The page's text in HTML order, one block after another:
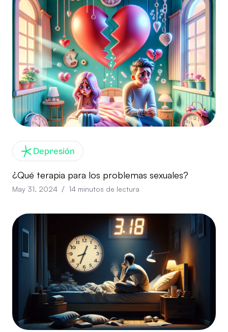
Depresión
¿Qué terapia para los problemas sexuales?
May 31, 2024 / 14 minutos de lectura